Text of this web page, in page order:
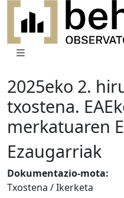
2025eko 2.
txostena.
merkatuaren
Ezaugarriak
Dokumentazio-mota:
Txostena / Ikerketa